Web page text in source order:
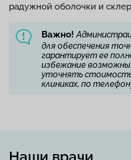
радужной оболочки и
Важно!
для обеспечения
гарантирует ее
избежание
уточнять стоимость
клиниках, по